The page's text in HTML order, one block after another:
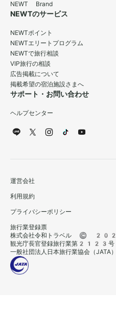
NEWT Brand
NEWTのサービス
NEWTポイント
NEWTエリートプログラム
NEWTで旅行相談
VIP旅行の相談
広告掲載について
掲載希望の宿泊施設さまへ
サポート・お問い合わせ
ヘルプセンター
運営会社
利用規約
プライバシーポリシー
旅行業登録票
株式会社令和トラベル ©
観光庁長官登録旅行業第2123号
一般社団法人日本旅行業協会（JATA